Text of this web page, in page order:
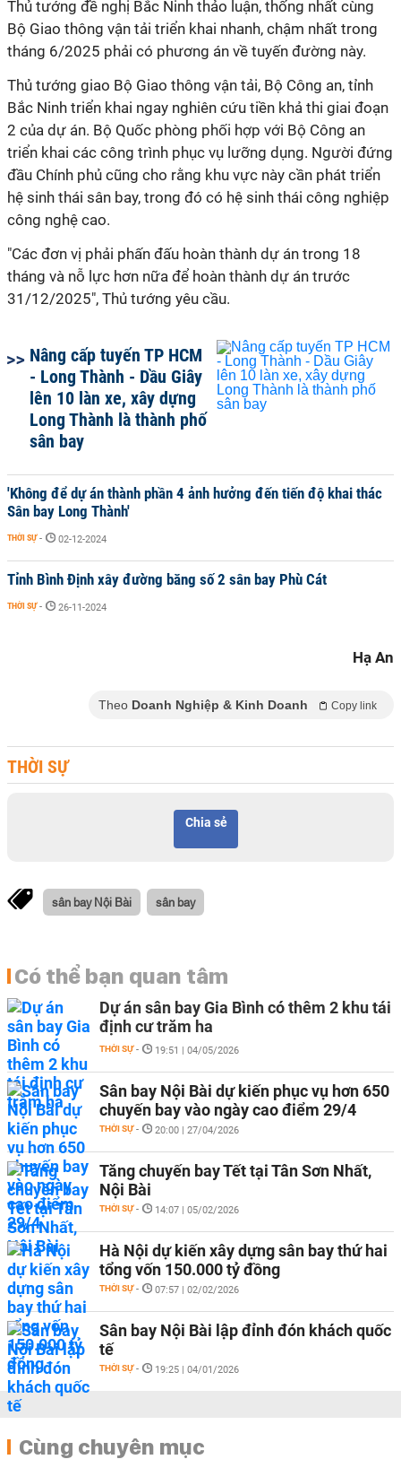
Thủ tướng đề nghị Bắc Ninh thảo luận, thống nhất cùng
Bộ Giao thông vận tải triển khai nhanh, chậm nhất trong
tháng 6/2025 phải có phương án về tuyến đường này.
Thủ tướng giao Bộ Giao thông vận tải, Bộ Công an, tỉnh
Bắc Ninh triển khai ngay nghiên cứu tiền khả thi giai đoạn
2 của dự án. Bộ Quốc phòng phối hợp với Bộ Công an
triển khai các công trình phục vụ lưỡng dụng. Người đứng
đầu Chính phủ cũng cho rằng khu vực này cần phát triển
hệ sinh thái sân bay, trong đó có hệ sinh thái công nghiệp
công nghệ cao.
"Các đơn vị phải phấn đấu hoàn thành dự án trong 18
tháng và nỗ lực hơn nữa để hoàn thành dự án trước
31/12/2025", Thủ tướng yêu cầu.
Nâng cấp tuyến TP HCM
- Long Thành - Dầu Giây
lên 10 làn xe, xây dựng
Long Thành là thành phố
sân bay
'Không để dự án thành phần 4 ảnh hưởng đến tiến độ khai thác
Sân bay Long Thành'
THỜI SỰ - 02-12-2024
Tỉnh Bình Định xây đường băng số 2 sân bay Phù Cát
THỜI SỰ - 26-11-2024
Hạ An
Theo Doanh Nghiệp & Kinh Doanh Copy link
THỜI SỰ
Chia sẻ
sân bay Nội Bài sân bay
Có thể bạn quan tâm
Dự án sân bay Gia Bình có thêm 2 khu tái
định cư trăm ha
THỜI SỰ - 19:51 | 04/05/2026
Sân bay Nội Bài dự kiến phục vụ hơn 650
chuyến bay vào ngày cao điểm 29/4
THỜI SỰ - 20:00 | 27/04/2026
Tăng chuyến bay Tết tại Tân Sơn Nhất,
Nội Bài
THỜI SỰ - 14:07 | 05/02/2026
Hà Nội dự kiến xây dựng sân bay thứ hai
tổng vốn 150.000 tỷ đồng
THỜI SỰ - 07:57 | 02/02/2026
Sân bay Nội Bài lập đỉnh đón khách quốc
tế
THỜI SỰ - 19:25 | 04/01/2026
Cùng chuyên mục